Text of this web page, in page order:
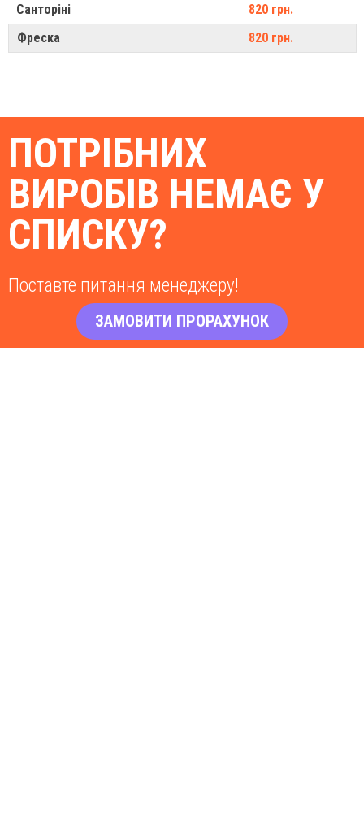
Санторіні
820 грн.
Фреска
820 грн.
ПОТРІБНИХ
ВИРОБІВ НЕМАЄ У
СПИСКУ?
Поставте питання менеджеру!
ЗАМОВИТИ ПРОРАХУНОК